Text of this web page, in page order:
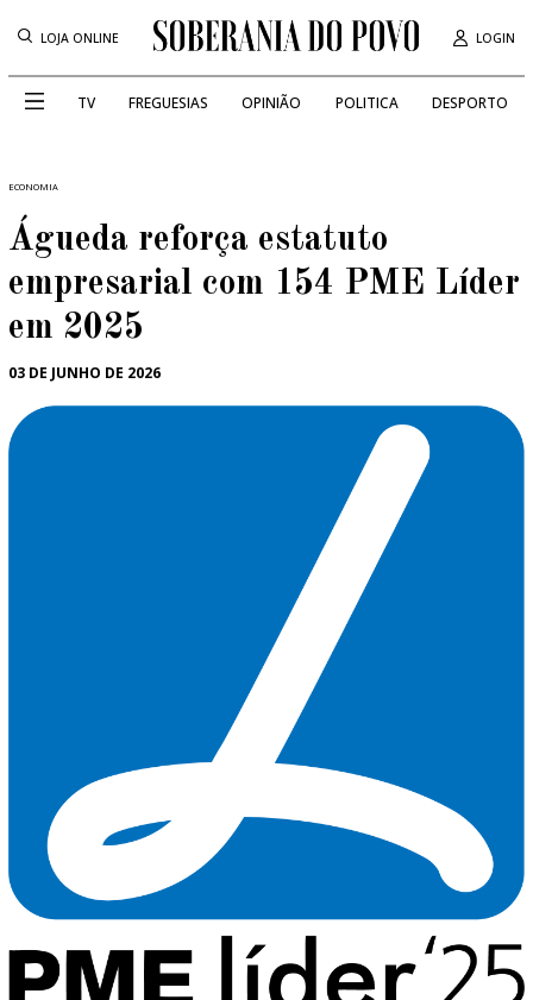
LOJA ONLINE LOGIN
TV FREGUESIAS OPINIÃO POLITICA DESPORTO
ECONOMIA
Águeda reforça estatuto
empresarial com 154 PME Líder
em 2025
03 DE JUNHO DE 2026